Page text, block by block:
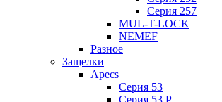
Серия 257
MUL-T-LOCK
NEMEF
Разное
Защелки
Apecs
Серия 53
Серия 53 P